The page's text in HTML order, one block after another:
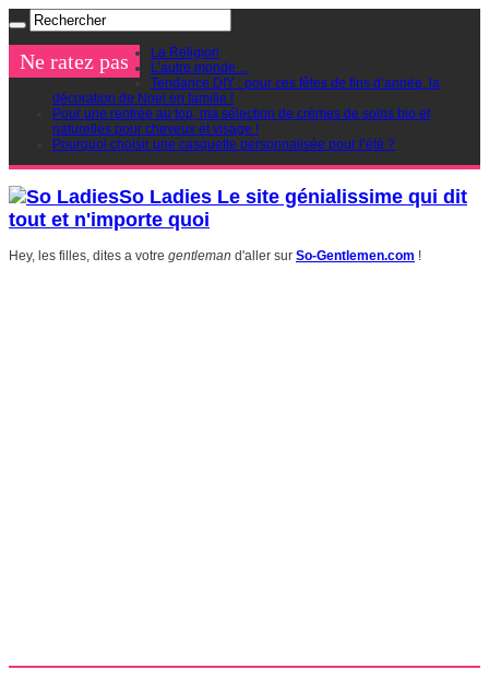
Ne ratez pas
La Religion
L’autre monde…
Tendance DIY : pour ces fêtes de fins d’année, la
décoration de Noel en famille !
Pour une rentrée au top, ma sélection de crèmes de soins bio et
naturelles pour cheveux et visage !
Pourquoi choisir une casquette personnalisée pour l’été ?
So Ladies Le site génialissime qui dit
tout et n'importe quoi
Hey, les filles, dites a votre gentleman d'aller sur So-Gentlemen.com !